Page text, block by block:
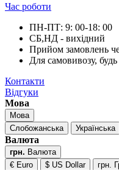
Час роботи
ПН-ПТ: 9: 00-18: 00
СБ,НД - вихідний
Прийом замовлень
Для самовивозу, будь
Контакти
Відгуки
Мова
Мова
Слобожанська
Українська
Валюта
грн. Валюта
€ Euro
$ US Dollar грн.